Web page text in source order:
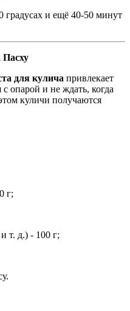
и ещё 40-50 минут
для кулича привлекает
опарой и не ждать, когда
куличи получаются
г;
т. д.) - 100 г;